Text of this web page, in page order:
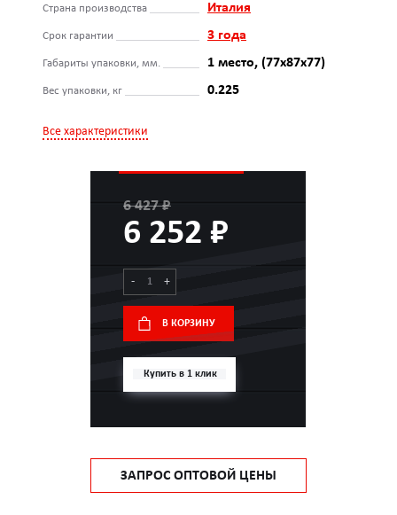
Страна производства Италия
Срок гарантии 3 года
Габариты упаковки, мм. 1 место, (77х87х77)
Вес упаковки, кг 0.225
Все характеристики
6 427 ₽
6 252 ₽
- +
В КОРЗИНУ
Купить в 1 клик
ЗАПРОС ОПТОВОЙ ЦЕНЫ